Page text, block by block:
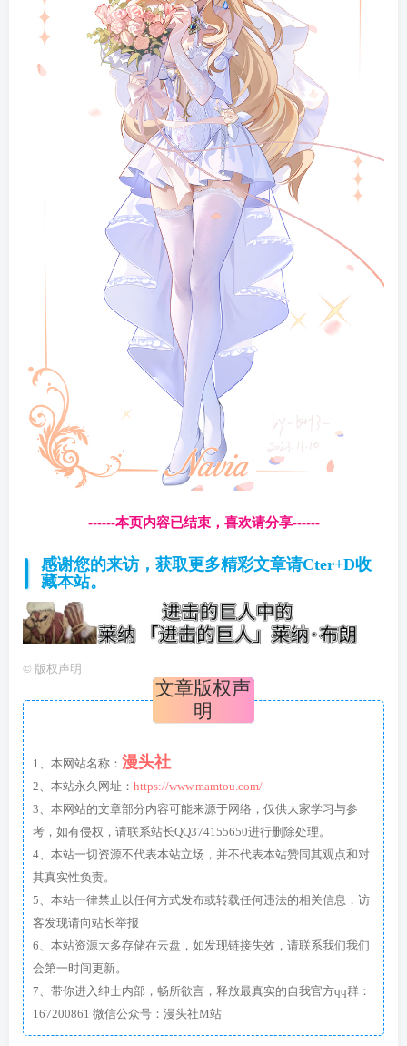
------本页内容已结束，喜欢请分享------
感谢您的来访，获取更多精彩文章请Cter+D收
藏本站。
© 版权声明
文章版权声
明
1、本网站名称： 漫头社
2、本站永久网址： https://www.mamtou.com/
3、本网站的文章部分内容可能来源于网络，仅供大家学习与参
考，如有侵权，请联系站长QQ374155650进行删除处理。
4、本站一切资源不代表本站立场，并不代表本站赞同其观点和对
其真实性负责。
5、本站一律禁止以任何方式发布或转载任何违法的相关信息，访
客发现请向站长举报
6、本站资源大多存储在云盘，如发现链接失效，请联系我们我们
会第一时间更新。
7、带你进入绅士内部，畅所欲言，释放最真实的自我官方qq群：
167200861 微信公众号：漫头社M站